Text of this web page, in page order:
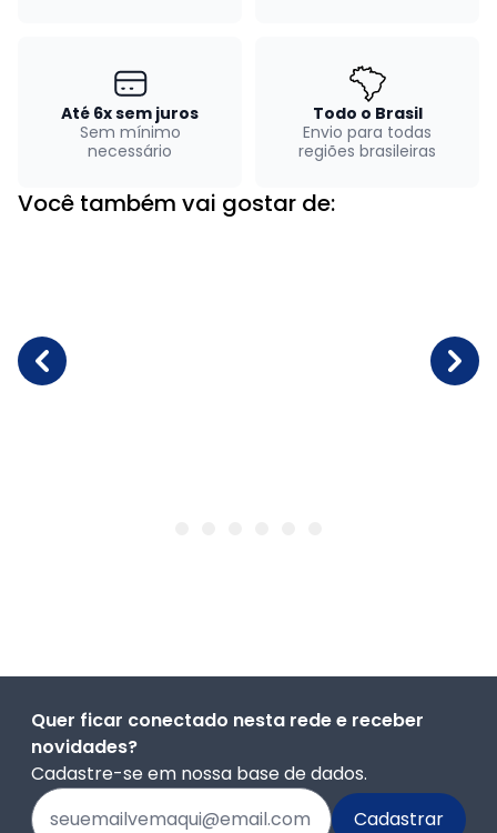
Até 6x sem juros
Sem mínimo
necessário
Todo o Brasil
Envio para todas
regiões brasileiras
Você também vai gostar de:
Quer ficar conectado nesta rede e receber
novidades?
Cadastre-se em nossa base de dados.